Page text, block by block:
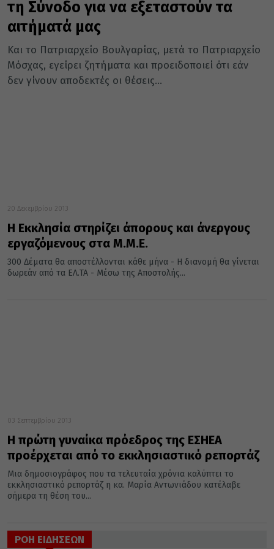
τη Σύνοδο για να εξεταστούν τα
αιτήματά μας
Και το Πατριαρχείο Βουλγαρίας, μετά το Πατριαρχείο
Μόσχας, εγείρει ζητήματα και προειδοποιεί ότι εάν
δεν γίνουν αποδεκτές οι θέσεις...
20 Δεκεμβρίου 2013
Η Εκκλησία στηρίζει άπορους και άνεργους
εργαζόμενους στα Μ.Μ.Ε.
300 Δέματα θα αποστέλλονται κάθε μήνα - Η διανομή θα γίνεται
δωρεάν από τα ΕΛ.ΤΑ - Μέσω της Αποστολής...
03 Σεπτεμβρίου 2013
Η πρώτη γυναίκα πρόεδρος της ΕΣΗΕΑ
προέρχεται από το εκκλησιαστικό ρεπορτάζ
Μια δημοσιογράφος που τα τελευταία χρόνια καλύπτει το
εκκλησιαστικό ρεπορτάζ η κα. Μαρία Αντωνιάδου κατέλαβε
σήμερα τη θέση του...
ΡΟΗ ΕΙΔΗΣΕΩΝ